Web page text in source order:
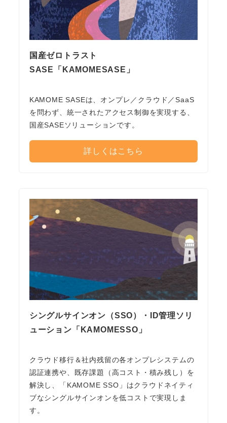
国産ゼロトラスト
SASE「KAMOMESASE」
KAMOME SASEは、オンプレ／クラウド／SaaS
を問わず、統一されたアクセス制御を実現する、
国産SASEソリューションです。
詳しくはこちら
シングルサインオン（SSO）・ID管理ソリ
ューション「KAMOMESSO」
クラウド移行＆社内残留の各オンプレシステムの
認証連携や、既存課題（高コスト・積み残し）を
解決し、「KAMOME SSO」はクラウドネイティ
ブなシングルサインオンを低コストで実現しま
す。